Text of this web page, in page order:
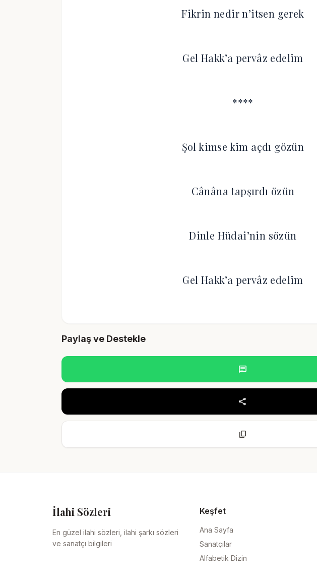
Fikrin nedir n’itsen gerek
Gel Hakk’a pervâz edelim
****
Şol kimse kim açdı gözün
Cânâna tapşırdı özün
Dinle Hüdai’nin sözün
Gel Hakk’a pervâz edelim
Paylaş ve Destekle
chat
share
content_copy
İlahi Sözleri
En güzel ilahi sözleri, ilahi şarkı sözleri
ve sanatçı bilgileri
Keşfet
Ana Sayfa
Sanatçılar
Alfabetik Dizin